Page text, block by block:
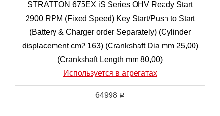
STRATTON 675EX iS Series OHV Ready Start
2900 RPM (Fixed Speed) Key Start/Push to Start
(Battery & Charger order Separately) (Cylinder
displacement cm? 163) (Crankshaft Dia mm 25,00)
(Crankshaft Length mm 80,00)
Используется в агрегатах
64998 i